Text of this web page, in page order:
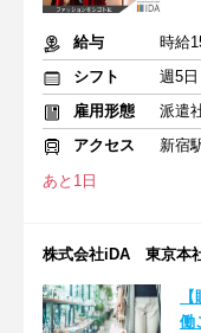
給与
時給
シフト
週5
雇用形態
派遣
アクセス
新宿
あと1日
株式会社iDA 東京本
働